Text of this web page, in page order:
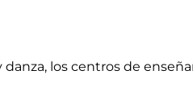
los centros de